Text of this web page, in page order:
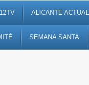
ALICANTE
SEMANA SANTA